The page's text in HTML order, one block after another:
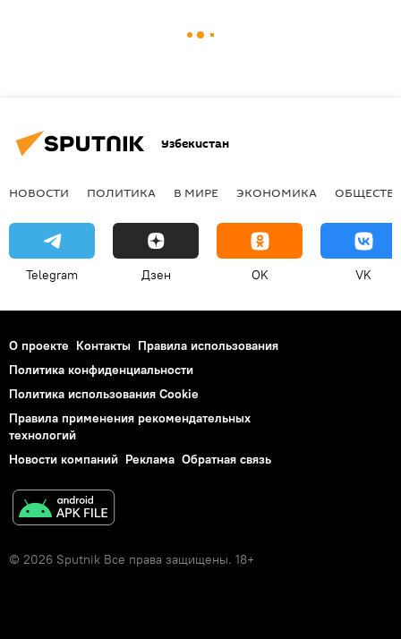
Узбекистан
НОВОСТИ ПОЛИТИКА В МИРЕ ЭКОНОМИКА
Telegram Дзен OK VK
О проекте Контакты Правила использования
Политика конфиденциальности
Политика использования Cookie
Правила применения рекомендательных
технологий
Новости компаний Реклама Обратная связь
© 2026 Sputnik Все права защищены. 18+